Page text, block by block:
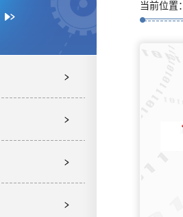
当前位置